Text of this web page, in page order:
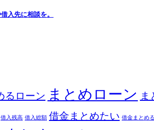
入先に相談を。
るローン まとめローン ま
借入残高 借入総額 借金まとめたい 借金まとめる